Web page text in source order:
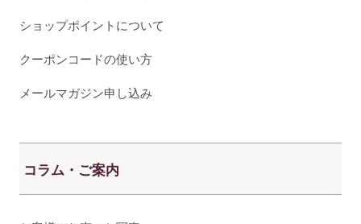
ショップポイントについて
クーポンコードの使い方
メールマガジン申し込み
コラム・ご案内